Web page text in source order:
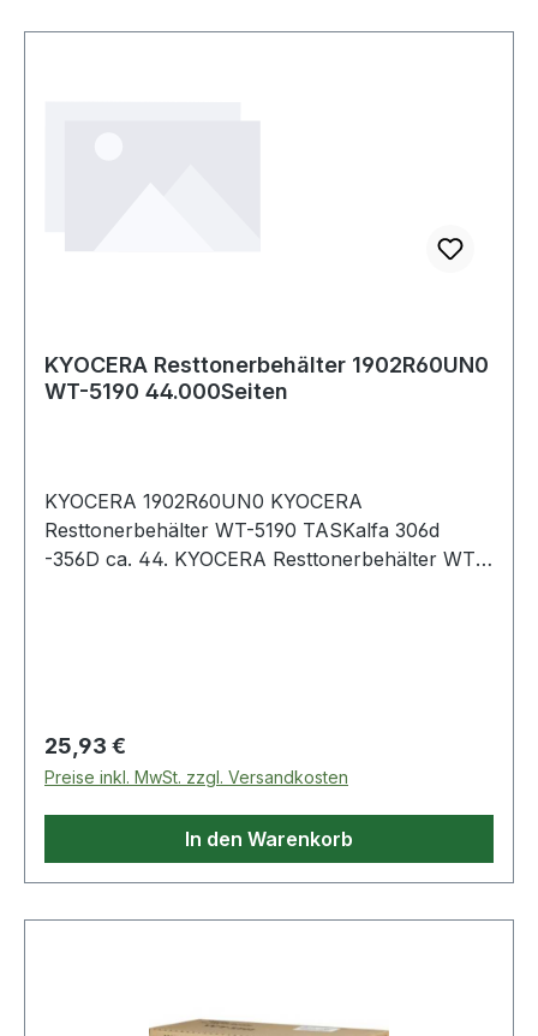
KYOCERA Resttonerbehälter 1902R60UN0
WT-5190 44.000Seiten
KYOCERA 1902R60UN0 KYOCERA
Resttonerbehälter WT-5190 TASKalfa 306d
-356D ca. 44. KYOCERA Resttonerbehälter WT-
Regulärer Preis:
25,93 €
Preise inkl. MwSt. zzgl. Versandkosten
In den Warenkorb